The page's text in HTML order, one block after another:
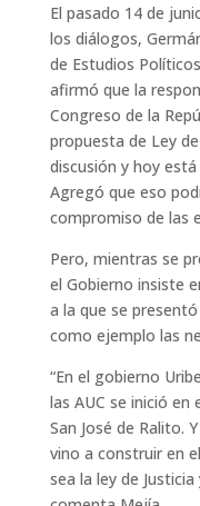
El pasado 14 de
los diálogos,
de Estudios
afirmó que la
Congreso de la
propuesta de Ley
discusión y hoy
Agregó que eso
compromiso de las
Pero, mientras se
el Gobierno insiste
a la que se
como ejemplo las
“En el gobierno
las AUC se inició en
San José de Ralito.
vino a construir en
sea la ley de